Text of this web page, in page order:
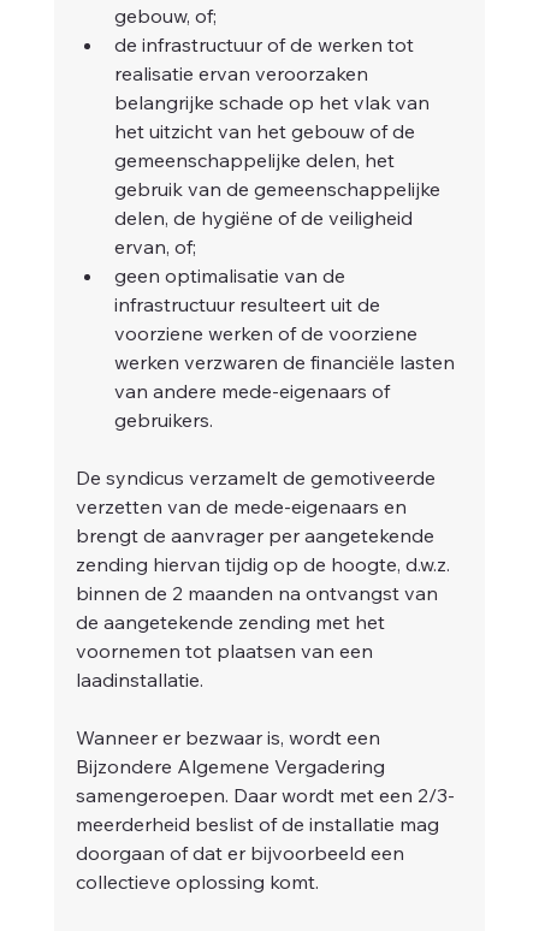
gebouw, of;
de infrastructuur of de werken tot
realisatie ervan veroorzaken
belangrijke schade op het vlak van
het uitzicht van het gebouw of de
gemeenschappelijke delen, het
gebruik van de gemeenschappelijke
delen, de hygiëne of de veiligheid
ervan, of;
geen optimalisatie van de
infrastructuur resulteert uit de
voorziene werken of de voorziene
werken verzwaren de financiële lasten
van andere mede-eigenaars of
gebruikers.
De syndicus verzamelt de gemotiveerde
verzetten van de mede-eigenaars en
brengt de aanvrager per aangetekende
zending hiervan tijdig op de hoogte, d.w.z.
binnen de 2 maanden na ontvangst van
de aangetekende zending met het
voornemen tot plaatsen van een
laadinstallatie.
Wanneer er bezwaar is, wordt een
Bijzondere Algemene Vergadering
samengeroepen. Daar wordt met een 2/3-
meerderheid beslist of de installatie mag
doorgaan of dat er bijvoorbeeld een
collectieve oplossing komt.